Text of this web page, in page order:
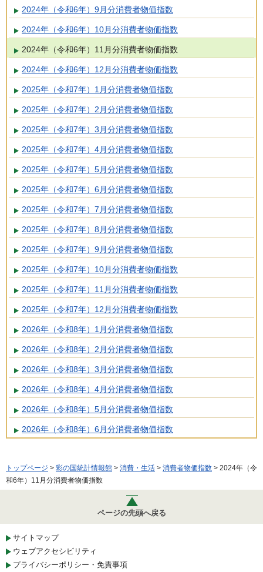
2024年（令和6年）9月分消費者物価指数
2024年（令和6年）10月分消費者物価指数
2024年（令和6年）11月分消費者物価指数
2024年（令和6年）12月分消費者物価指数
2025年（令和7年）1月分消費者物価指数
2025年（令和7年）2月分消費者物価指数
2025年（令和7年）3月分消費者物価指数
2025年（令和7年）4月分消費者物価指数
2025年（令和7年）5月分消費者物価指数
2025年（令和7年）6月分消費者物価指数
2025年（令和7年）7月分消費者物価指数
2025年（令和7年）8月分消費者物価指数
2025年（令和7年）9月分消費者物価指数
2025年（令和7年）10月分消費者物価指数
2025年（令和7年）11月分消費者物価指数
2025年（令和7年）12月分消費者物価指数
2026年（令和8年）1月分消費者物価指数
2026年（令和8年）2月分消費者物価指数
2026年（令和8年）3月分消費者物価指数
2026年（令和8年）4月分消費者物価指数
2026年（令和8年）5月分消費者物価指数
2026年（令和8年）6月分消費者物価指数
トップページ > 彩の国統計情報館 > 消費・生活 > 消費者物価指数 > 2024年（令
和6年）11月分消費者物価指数
ページの先頭へ戻る
サイトマップ
ウェブアクセシビリティ
プライバシーポリシー・免責事項